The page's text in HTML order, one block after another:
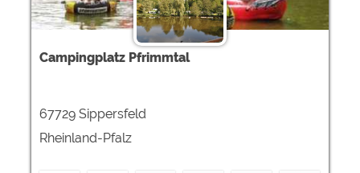
Campingplatz Pfrimmtal
67729 Sippersfeld
Rheinland-Pfalz